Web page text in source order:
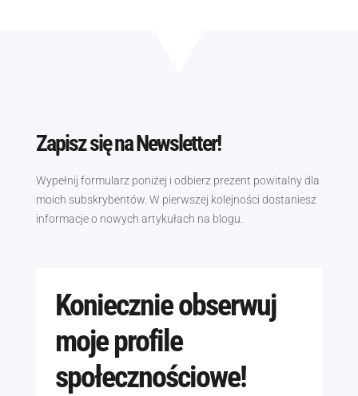
Zapisz się na Newsletter!
Wypełnij formularz poniżej i odbierz prezent powitalny dla
moich subskrybentów. W pierwszej kolejności dostaniesz
informacje o nowych artykułach na blogu.
Koniecznie obserwuj
moje profile
społecznościowe!